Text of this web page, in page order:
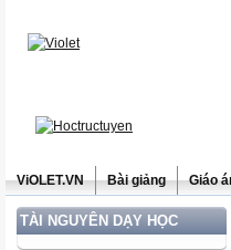
ViOLET.VN Bài giảng Giáo
TÀI NGUYÊN DẠY HỌC